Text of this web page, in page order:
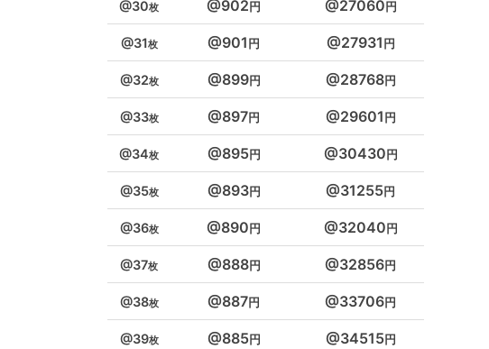
30 902 27060
31 901 27931
32 899 28768
33 897 29601
34 895 30430
35 893 31255
36 890 32040
37 888 32856
38 887 33706
39 885 34515